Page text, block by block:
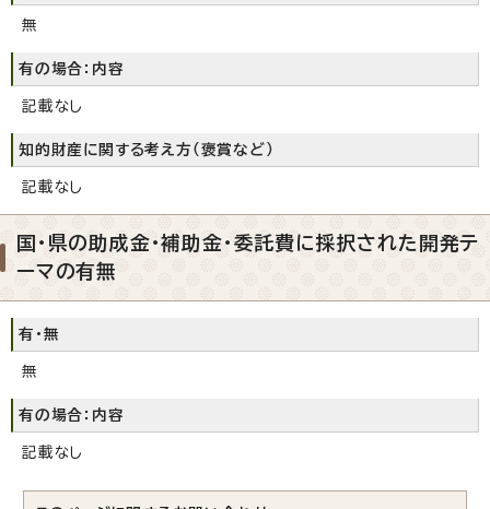
無
有の場合：内容
記載なし
知的財産に関する考え方（褒賞など）
記載なし
国・県の助成金・補助金・委託費に採択された開発テ
ーマの有無
有・無
無
有の場合：内容
記載なし